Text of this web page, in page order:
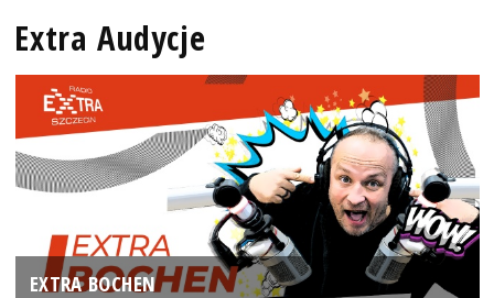
Extra Audycje
EXTRA BOCHEN